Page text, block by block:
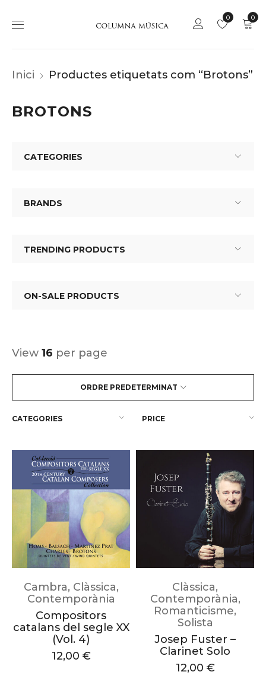
0
0
Inici Productes etiquetats com “Brotons”
BROTONS
CATEGORIES
BRANDS
TRENDING PRODUCTS
ON-SALE PRODUCTS
ORDRE PREDETERMINAT
View 16 per page
CATEGORIES PRICE
Cambra, Clàssica,
Contemporània
Compositors
catalans del segle XX
(Vol. 4)
12,00 €
Clàssica,
Contemporània,
Romanticisme,
Solista
Josep Fuster –
Clarinet Solo
12,00 €